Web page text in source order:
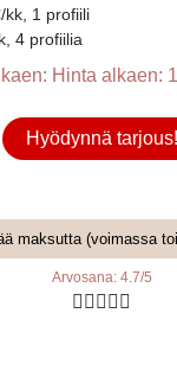
kk, 1 profiili
4 profiilia
Hinta alkaen:
Hyödynnä tarjous!
maksutta (voimassa
Arvosana: 4.7/5
    